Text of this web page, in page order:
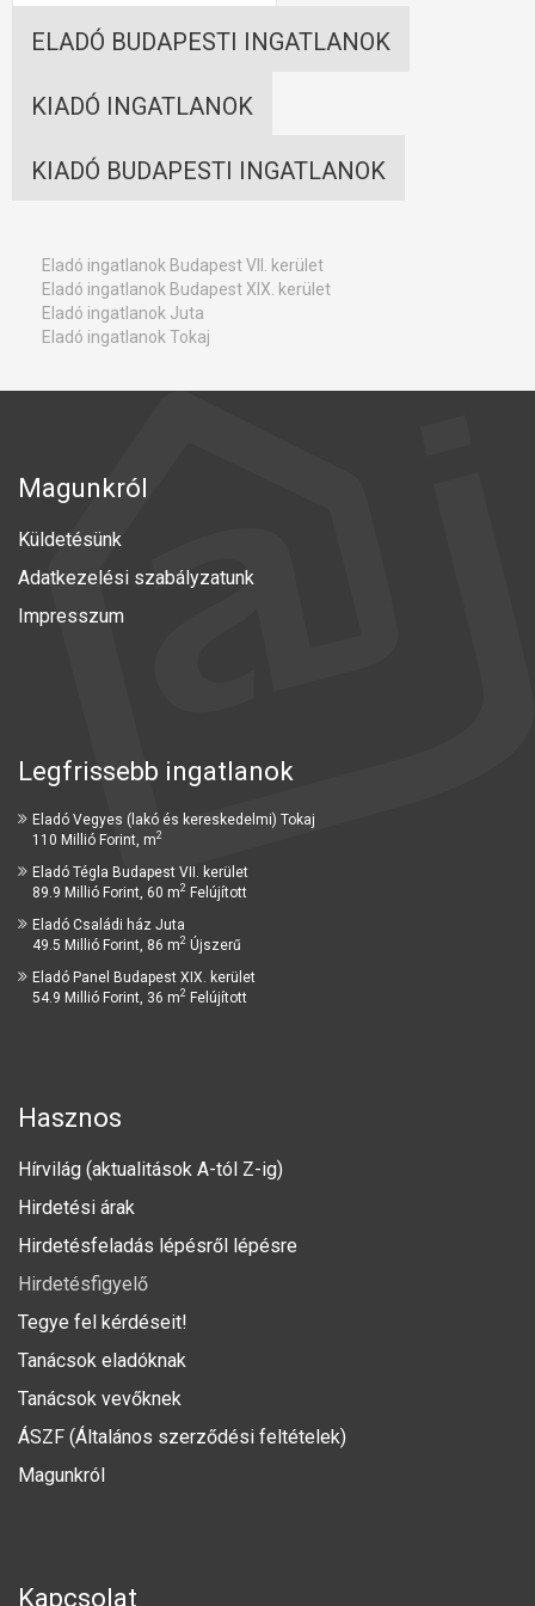
ELADÓ BUDAPESTI INGATLANOK
KIADÓ INGATLANOK
KIADÓ BUDAPESTI INGATLANOK
Eladó ingatlanok Budapest VII. kerület
Eladó ingatlanok Budapest XIX. kerület
Eladó ingatlanok Juta
Eladó ingatlanok Tokaj
Magunkról
Küldetésünk
Adatkezelési szabályzatunk
Impresszum
Legfrissebb ingatlanok
Eladó Vegyes (lakó és kereskedelmi) Tokaj
110 Millió Forint, m2
Eladó Tégla Budapest VII. kerület
89.9 Millió Forint, 60 m2 Felújított
Eladó Családi ház Juta
49.5 Millió Forint, 86 m2 Újszerű
Eladó Panel Budapest XIX. kerület
54.9 Millió Forint, 36 m2 Felújított
Hasznos
Hírvilág (aktualitások A-tól Z-ig)
Hirdetési árak
Hirdetésfeladás lépésről lépésre
Hirdetésfigyelő
Tegye fel kérdéseit!
Tanácsok eladóknak
Tanácsok vevőknek
ÁSZF (Általános szerződési feltételek)
Magunkról
Kapcsolat